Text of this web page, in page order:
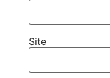
Site